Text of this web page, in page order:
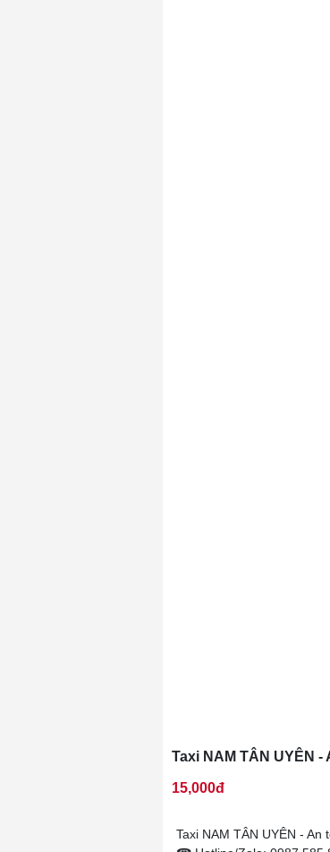
Taxi NAM TÂN UYÊN
15,000đ
Taxi NAM TÂN UYÊN -